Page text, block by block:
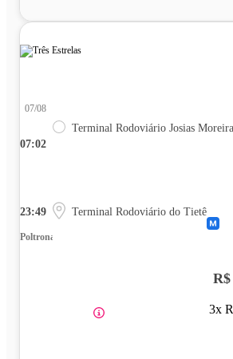
07:02
07/08
Terminal Rodoviário Josias
23:49 Terminal Rodoviário do Tietê
Poltrona
R$
3x